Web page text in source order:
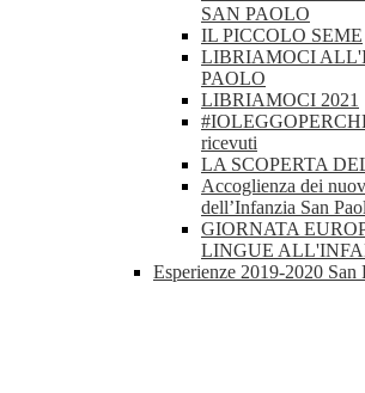
SAN PAOLO
IL PICCOLO SEME
LIBRIAMOCI
PAOLO
LIBRIAMOCI 2021
ricevuti
LA SCOPERTA
Accoglienza dei
dell’Infanzia San
GIORNATA
LINGUE
Esperienze 2019-2020 San